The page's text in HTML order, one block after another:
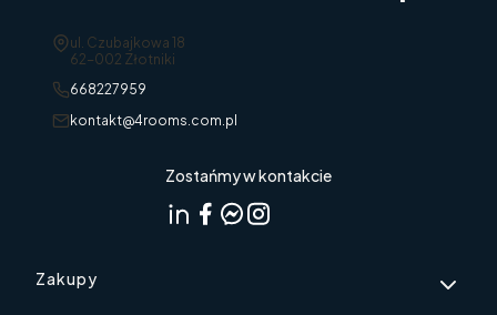
Adres:
ul. Czubajkowa 18
62-002 Złotniki
668227959
kontakt@4rooms.com.pl
Zostańmy w kontakcie
Linki w stopce
Zakupy